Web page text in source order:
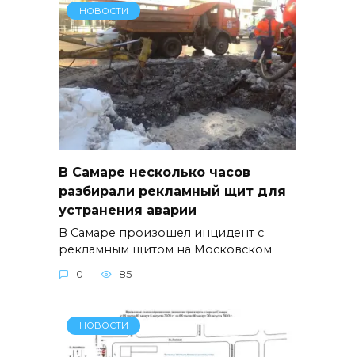
НОВОСТИ
В Самаре несколько часов
разбирали рекламный щит для
устранения аварии
В Самаре произошел инцидент с
рекламным щитом на Московском
0 85
НОВОСТИ